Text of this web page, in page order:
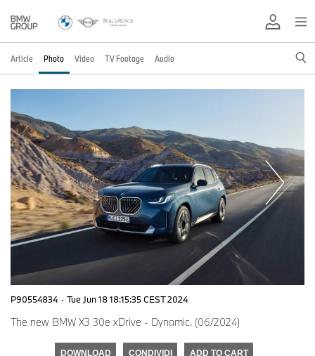
Article Photo Video TV Footage Audio
P90554834 · Tue Jun 18 18:15:35 CEST 2024
The new BMW X3 30e xDrive - Dynamic. (06/2024)
DOWNLOAD CONDIVIDI ADD TO CART